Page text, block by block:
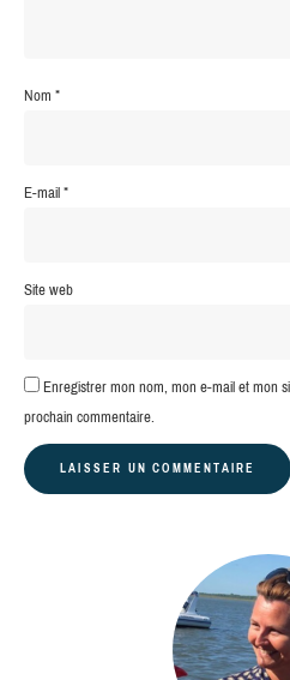
Nom*
E-mail*
Site web
Enregistrer mon nom, mon e-mail et mon
prochain commentaire.